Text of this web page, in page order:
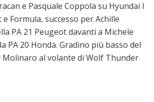
e Pasquale Coppola su Hyundai I
Formula, successo per Achille
PA 21 Peugeot davanti a Michele
PA 20 Honda. Gradino più basso del
Molinaro al volante di Wolf Thunder